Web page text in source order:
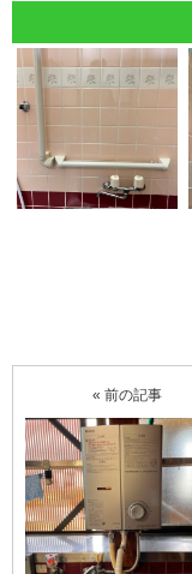
« 前の記事